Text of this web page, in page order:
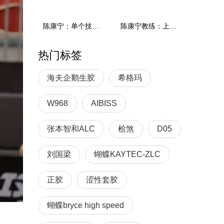
热门标签
海夫企鹅生胶 希格玛
W968 AIBISS
张本智和ALC 桧煞 D05
刘国梁 蝴蝶KAYTEC-ZLC
正胶 涩性套胶
蝴蝶bryce high speed